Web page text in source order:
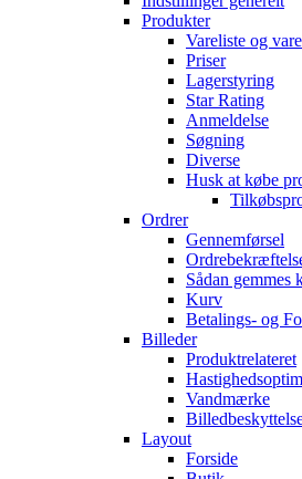
Produkter
Vareliste og
Priser
Lagerstyring
Star Rating
Anmeldelse
Søgning
Diverse
Husk at købe
Ordrer
Gennemførsel
Sådan gemmes
Kurv
Betalings- og
Billeder
Produktrelateret
Vandmærke
Layout
Forside